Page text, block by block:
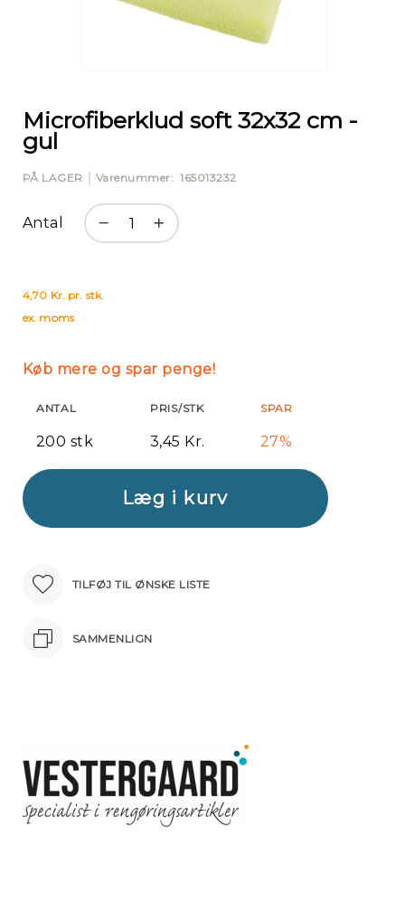
starten
af
Microfiberklud soft 32x32 cm -
gul
PÅ LAGER Varenummer 165013232
Antal
4,70 Kr. pr. stk.
ex. moms
Køb mere og spar penge!
ANTAL PRIS/STK SPAR
200 stk 3,45 Kr. 27%
Læg i kurv
TILFØJ TIL ØNSKE LISTE
SAMMENLIGN